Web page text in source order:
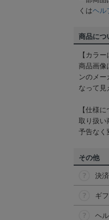
くはヘル
商品につ
【カラー
商品画像
ンのメ
なって見
【仕様に
取り扱い
予告なく
その他
決
ギ
ヘ